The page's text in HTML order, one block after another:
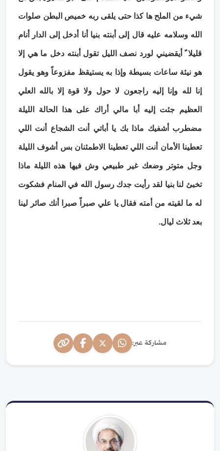
شيء من الملح ها كذا حتى يلقى ربه خميص البطن صلوات
الله وسلامه عليه قال إلى أبنته بنيا أنا أدخل إلى الدار أنام
قليلا ً أيقضيني لورد نصف الليل تقول أبنته دخل ما هي إلا
هو نيئة ساعات بسيطة وإذا به يستيقظ مفزوعاً وهو يقول
إنا لله وإنا إليه راجعون لا حول ولا قوة إلا بالله العلي
العظيم جئت إليه أبا مالي أراك على هذا الحالة الليلة
مضطرب أشفيك ماذا بك يا أباتي أنت الشجاع أنت اللي
تعطينا الأمان أنت اللي تعطينا الاطمئنان بس أشوف الليلة
وجل متوتر وضعك غير طبيعي وش فيها هذه الليلة ماذا
تخبئ لنا بنيا لقد رأيت جدك رسول الله في المنام فشكوت
له ما لقيته من أمته فقال يا علي صبراً صبرا أنك صائر لينا
بعد ثلاث ليال.
مشاركة عبر: